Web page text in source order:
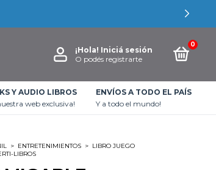
¡Hola! Iniciá sesión
O podés registrarte
0
Y AUDIO LIBROS
web exclusiva!
ENVÍOS A TODO EL PAÍS
Y a todo el mundo!
> ENTRETENIMIENTOS > LIBRO JUEGO
LIBROS